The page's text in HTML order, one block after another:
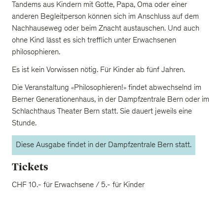
Tandems aus Kindern mit Gotte, Papa, Oma oder einer
anderen Begleitperson können sich im Anschluss auf dem
Nachhauseweg oder beim Znacht austauschen. Und auch
ohne Kind lässt es sich trefflich unter Erwachsenen
philosophieren.
Es ist kein Vorwissen nötig. Für Kinder ab fünf Jahren.
Die Veranstaltung «Philosophieren!» findet abwechselnd im
Berner Generationenhaus, in der Dampfzentrale Bern oder im
Schlachthaus Theater Bern statt. Sie dauert jeweils eine
Stunde.
Diese Ausgabe findet in der Dampfzentrale Bern statt.
Tickets
CHF 10.- für Erwachsene / 5.- für Kinder